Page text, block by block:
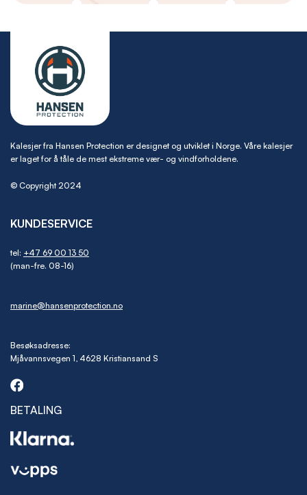
Kalesjer fra Hansen Protection er designet og utviklet i Norge. Våre kalesjer
er laget for å tåle de mest ekstreme vær- og vindforholdene.
© Copyright 2024
KUNDESERVICE
tel: +47 69 00 13 50
(man-fre. 08-16)
marine@hansenprotection.no
Besøksadresse:
Mjåvannsvegen 1, 4628 Kristiansand S
BETALING